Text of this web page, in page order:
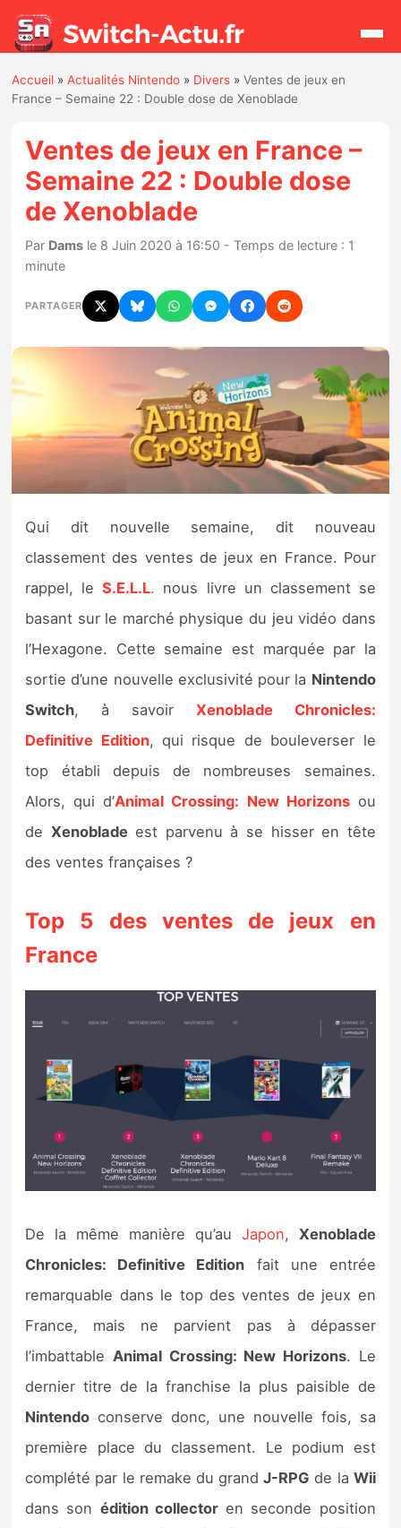
Rechercher
Actualités
Jeux
Hardware
Mises à jour
Chiffres de ventes
Rumeurs
Nintendo Direct
Tests et previews
Tests de jeux
Tests d’accessoires
Autres tests
Previews
Précommandes
Précommandes jeux Switch 2
Bons plans
Guides
Accueil »Actualités Nintendo » Divers »Ventes de jeux en
France – Semaine 22 : Double dose de Xenoblade
Ventes de jeux en France –
Semaine 22 : Double dose
de Xenoblade
Par Dams le 8 Juin 2020 à 16:50 - Temps de lecture : 1
minute
PARTAGER
Qui dit nouvelle semaine, dit nouveau
classement des ventes de jeux en France. Pour
rappel, leS.E.L.L. nous livre un classement se
basant sur le marché physique du jeu vidéo dans
l’Hexagone. Cette semaine est marquée par la
sortie d’une nouvelle exclusivité pour la Nintendo
Switch, à savoir Xenoblade Chronicles:
Definitive Edition, qui risque de bouleverser le
top établi depuis de nombreuses semaines.
Alors, qui d’Animal Crossing: New Horizonsou
de Xenobladeest parvenu à se hisser en tête
des ventes françaises ?
Top 5 des ventes de jeux en
France
De la même manière qu’au Japon, Xenoblade
Chronicles: Definitive Edition fait une entrée
remarquable dans le top des ventes de jeux en
France, mais ne parvient pas à dépasser
l’imbattable Animal Crossing: New Horizons. Le
dernier titre de la franchise la plus paisible de
Nintendo conserve donc, une nouvelle fois, sa
première place du classement. Le podium est
complété par le remake du grandJ-RPG de la Wii
dans son édition collectoren seconde position